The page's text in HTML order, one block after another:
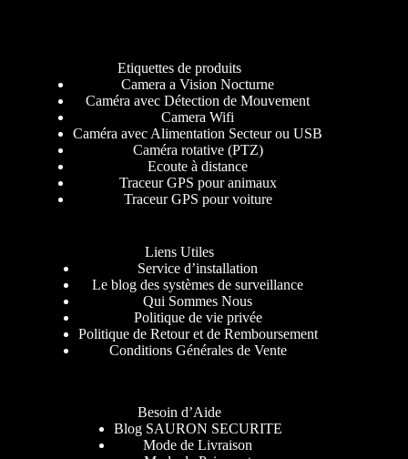
Etiquettes de produits
Camera a Vision Nocturne
Caméra avec Détection de Mouvement
Camera Wifi
Caméra avec Alimentation Secteur ou USB
Caméra rotative (PTZ)
Ecoute à distance
Traceur GPS pour animaux
Traceur GPS pour voiture
Liens Utiles
Service d’installation
Le blog des systèmes de surveillance
Qui Sommes Nous
Politique de vie privée
Politique de Retour et de Remboursement
Conditions Générales de Vente
Besoin d’Aide
Blog SAURON SECURITE
Mode de Livraison